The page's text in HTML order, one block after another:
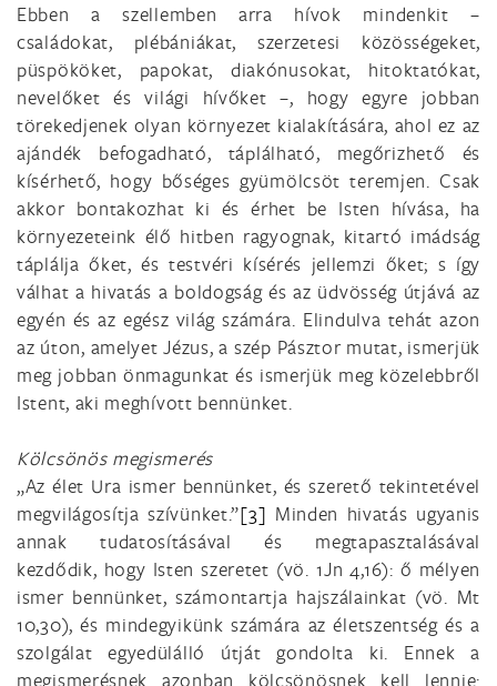
Ebben a szellemben arra hívok mindenkit –
családokat, plébániákat, szerzetesi közösségeket,
püspököket, papokat, diakónusokat, hitoktatókat,
nevelőket és világi hívőket –, hogy egyre jobban
törekedjenek olyan környezet kialakítására, ahol ez az
ajándék befogadható, táplálható, megőrizhető és
kísérhető, hogy bőséges gyümölcsöt teremjen. Csak
akkor bontakozhat ki és érhet be Isten hívása, ha
környezeteink élő hitben ragyognak, kitartó imádság
táplálja őket, és testvéri kísérés jellemzi őket; s így
válhat a hivatás a boldogság és az üdvösség útjává az
egyén és az egész világ számára. Elindulva tehát azon
az úton, amelyet Jézus, a szép Pásztor mutat, ismerjük
meg jobban önmagunkat és ismerjük meg közelebbről
Istent, aki meghívott bennünket.
Kölcsönös megismerés
„Az élet Ura ismer bennünket, és szerető tekintetével
megvilágosítja szívünket.”[3] Minden hivatás ugyanis
annak tudatosításával és megtapasztalásával
kezdődik, hogy Isten szeretet (vö. 1Jn 4,16): ő mélyen
ismer bennünket, számontartja hajszálainkat (vö. Mt
10,30), és mindegyikünk számára az életszentség és a
szolgálat egyedülálló útját gondolta ki. Ennek a
megismerésnek azonban kölcsönösnek kell lennie: